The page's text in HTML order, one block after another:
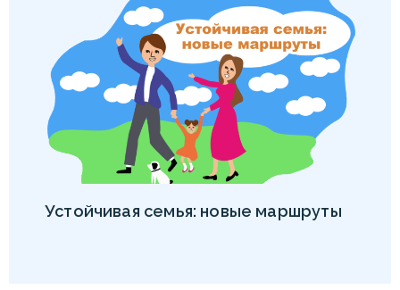
Устойчивая семья: новые маршруты